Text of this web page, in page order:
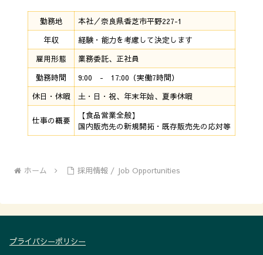
勤務地
本社／奈良県香芝市平野227-1
年収
経験・能力を考慮して決定します
雇用形態
業務委託、正社員
勤務時間
9:00 - 17:00（実働7時間）
休日・休暇
土・日・祝、年末年始、夏季休暇
仕事の概要
【食品営業全般】
国内販売先の新規開拓・既存販売先の応対等
ホーム 採用情報 / Job Opportunities
プライバシーポリシー